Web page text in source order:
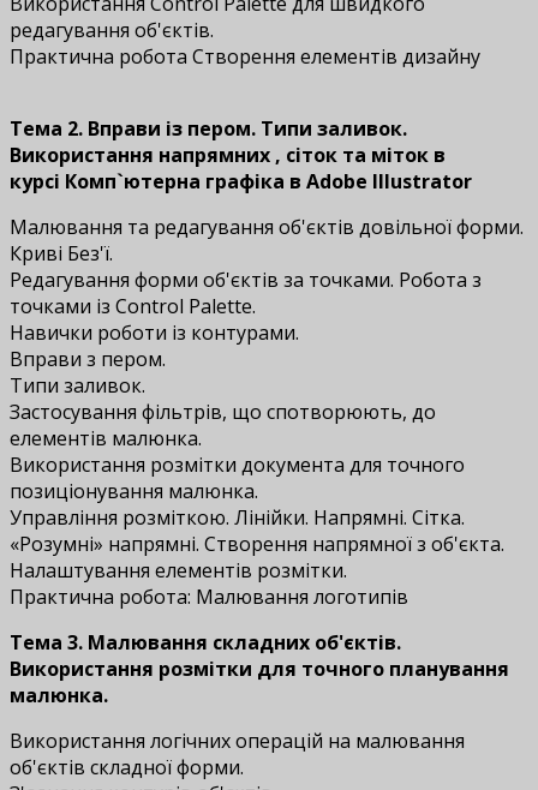
редагування об'єктів.
Практична робота Створення елементів дизайну
Тема 2. Вправи із пером. Типи заливок.
Використання напрямних , сіток та міток в
курсі Комп`ютерна графіка в Adobe Illustrator
Малювання та редагування об'єктів довільної форми.
Криві Без'ї.
Редагування форми об'єктів за точками. Робота з
точками із Control Palette.
Навички роботи із контурами.
Вправи з пером.
Типи заливок.
Застосування фільтрів, що спотворюють, до
елементів малюнка.
Використання розмітки документа для точного
позиціонування малюнка.
Управління розміткою. Лінійки. Напрямні. Сітка.
«Розумні» напрямні. Створення напрямної з об'єкта.
Налаштування елементів розмітки.
Практична робота: Малювання логотипів
Тема 3. Малювання складних об'єктів.
Використання розмітки для точного планування
малюнка.
Використання логічних операцій на малювання
об'єктів складної форми.